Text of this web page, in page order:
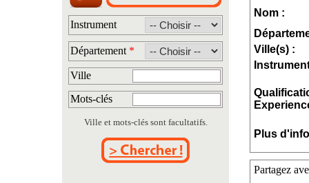
Instrument
Département *
Ville
Mots-clés
Ville et mots-clés sont facultatifs.
Nom :
Ville(s) :
Plus
Partagez